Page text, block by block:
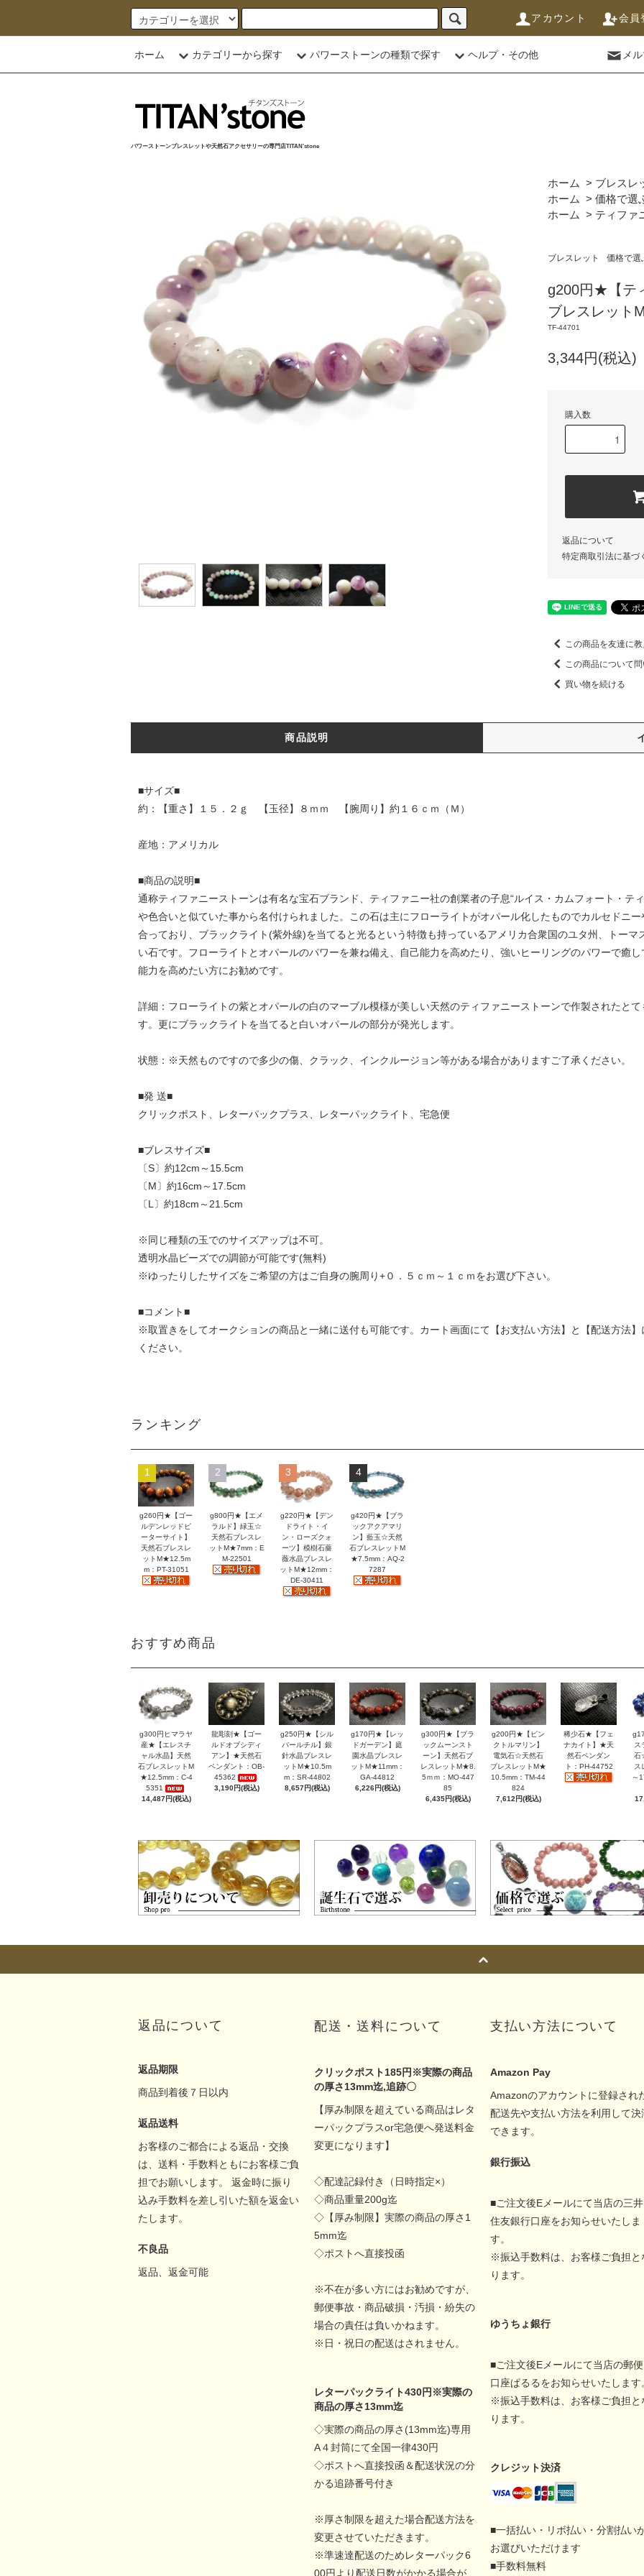
アカウント 会員
ホーム カテゴリーから探す パワーストーンの種類で探す ヘルプ・その他 メ
パワーストーンブレスレットや天然石アクセサリーの専門店TITAN'stone
ホーム > ブレスレ
ホーム > 価格で選
ホーム > ティファ
ブレスレット 価格で選
g200円★【テ
ブレスレット
TF-44701
3,344円(税込)
購入数
返品について
特定商取引法に基づ
この商品を友達に教
この商品について
買い物を続ける
商品説明
■サイズ■
約：【重さ】１５．２ｇ 【玉径】８ｍｍ 【腕周り】約１６ｃｍ（Ｍ）
産地：アメリカル
■商品の説明■
通称ティファニーストーンは有名な宝石ブランド、ティファニー社の創業者の子息“ルイス・カムフォート・テ
や色合いと似ていた事から名付けられました。この石は主にフローライトがオパール化したものでカルセドニ
合っており、ブラックライト(紫外線)を当てると光るという特徴も持っているアメリカ合衆国のユタ州、トーマ
い石です。フローライトとオパールのパワーを兼ね備え、自己能力を高めたり、強いヒーリングのパワーで癒
能力を高めたい方にお勧めです。
詳細：フローライトの紫とオパールの白のマーブル模様が美しい天然のティファニーストーンで作製されたと
す。更にブラックライトを当てると白いオパールの部分が発光します。
状態：※天然ものですので多少の傷、クラック、インクルージョン等がある場合がありますご了承ください。
■発 送■
クリックポスト、レターパックプラス、レターパックライト、宅急便
■ブレスサイズ■
〔S〕約12cm～15.5cm
〔M〕約16cm～17.5cm
〔L〕約18cm～21.5cm
※同じ種類の玉でのサイズアップは不可。
透明水晶ビーズでの調節が可能です(無料)
※ゆったりしたサイズをご希望の方はご自身の腕周り+０．５ｃｍ～１ｃｍをお選び下さい。
■コメント■
※取置きをしてオークションの商品と一緒に送付も可能です。カート画面にて【お支払い方法】と【配送方法
ください。
ランキング
1
g260円★【ゴー
ルデンレッドピ
ーターサイト】
天然石ブレスレ
ットM★12.5m
m：PT-31051
2
g800円★【エメ
ラルド】緑玉☆
天然石ブレスレ
ットM★7mm：E
M-22501
3
g220円★【デン
ドライト・イ
ン・ローズクォ
ーツ】模樹石薔
薇水晶ブレスレ
ットM★12mm：
DE-30411
4
g420円★【ブラ
ックアクアマリ
ン】藍玉☆天然
石ブレスレットM
★7.5mm：AQ-2
7287
おすすめ商品
g300円ヒマラヤ
産★【エレスチ
ャル水晶】天然
石ブレスレットM
★12.5mm：C-4
5351
14,487円(税込)
龍彫刻★【ゴー
ルドオブシディ
アン】★天然石
ペンダント：OB-
45362
3,190円(税込)
g250円★【シル
バールチル】銀
針水晶ブレスレ
ットM★10.5m
m：SR-44802
8,657円(税込)
g170円★【レッ
ドガーデン】庭
園水晶ブレスレ
ットM★11mm：
GA-44812
6,226円(税込)
g300円★【ブラ
ックムーンスト
ーン】天然石ブ
レスレットM★8.
5ｍｍ：MO-447
85
6,435円(税込)
g200円★【ピン
クトルマリン】
電気石☆天然石
ブレスレットM★
10.5mm：TM-44
824
7,612円(税込)
稀少石★【フェ
ナカイト】★天
然石ペンダン
ト：PH-44752
ス
石
ス
～
返品について
返品期限
商品到着後７日以内
返品送料
お客様のご都合による返品・交換
は、送料・手数料ともにお客様ご負
担でお願いします。 返金時に振り
込み手数料を差し引いた額を返金い
たします。
不良品
返品、返金可能
配送・送料について
クリックポスト185円※実際の商品
の厚さ13mm迄,追跡〇
【厚み制限を超えている商品はレタ
ーパックプラスor宅急便へ発送料金
変更になります】
◇配達記録付き（日時指定×）
◇商品重量200g迄
◇【厚み制限】実際の商品の厚さ1
5mm迄
◇ポストへ直接投函
※不在が多い方にはお勧めですが、
郵便事故・商品破損・汚損・紛失の
場合の責任は負いかねます。
※日・祝日の配送はされません。
レターパックライト430円※実際の
商品の厚さ13mm迄
◇実際の商品の厚さ(13mm迄)専用
A４封筒にて全国一律430円
◇ポストへ直接投函＆配送状況の分
かる追跡番号付き
※厚さ制限を超えた場合配送方法を
変更させていただきます。
※準速達配送のためレターパック6
00円より配送日数がかかる場合が
支払い方法について
Amazon Pay
Amazonのアカウントに登録され
配送先や支払い方法を利用して決
できます。
銀行振込
■ご注文後Eメールにて当店の三井
住友銀行口座をお知らせいたしま
す。
※振込手数料は、お客様ご負担と
ります。
ゆうちょ銀行
■ご注文後Eメールにて当店の郵便
口座ぱるるをお知らせいたします
※振込手数料は、お客様ご負担と
ります。
クレジット決済
■一括払い・リボ払い・分割払い
お選びいただけます
■手数料無料